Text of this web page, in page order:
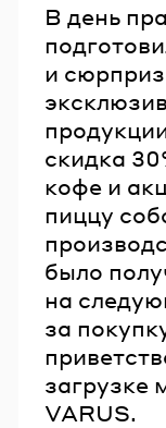
В день
и
скидка
кофе и
пиццу
было
на
за
загрузке
VARUS.